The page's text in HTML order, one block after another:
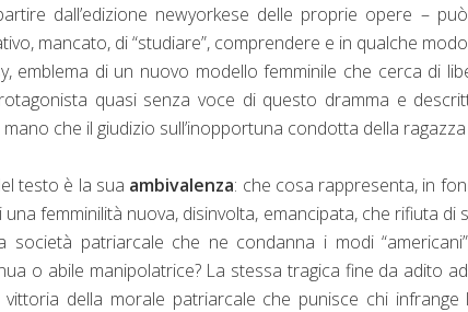
dall’edizione newyorkese delle proprie opere –
mancato, di “studiare”, comprendere e in qualche
emblema di un nuovo modello femminile che cerca di
quasi senza voce di questo dramma e
che il giudizio sull’inopportuna condotta della
testo è la sua ambivalenza: che cosa rappresenta, in
una femminilità nuova, disinvolta, emancipata, che rifiuta
società patriarcale che ne condanna i modi
o abile manipolatrice? La stessa tragica fine da adito
della morale patriarcale che punisce chi